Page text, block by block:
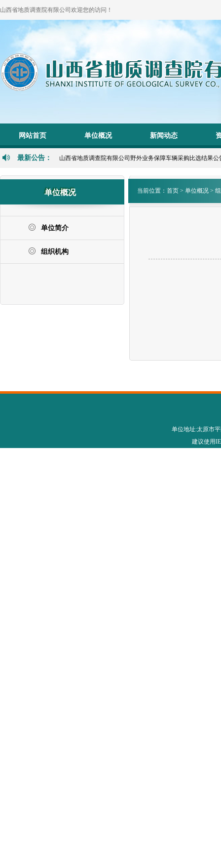
山西省地质调查院有限公司欢迎您的访问！
2
网站首页 单位概况 新闻动态
最新公告： 山西省地质调查院有限公司野外业务保障车辆采购比选结果公
单位概况
单位简介
组织机构
当前位置： 首页 > 单位概况 >
单位地址:太原市
建议使用